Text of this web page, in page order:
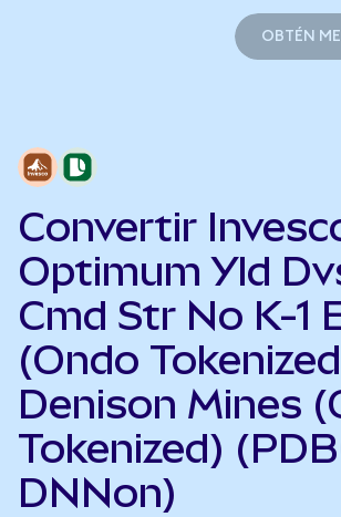
OBTÉN
Convertir
Optimum Yld
Cmd Str No K-1
(Ondo
Denison Mines
Tokenized)
DNNon)